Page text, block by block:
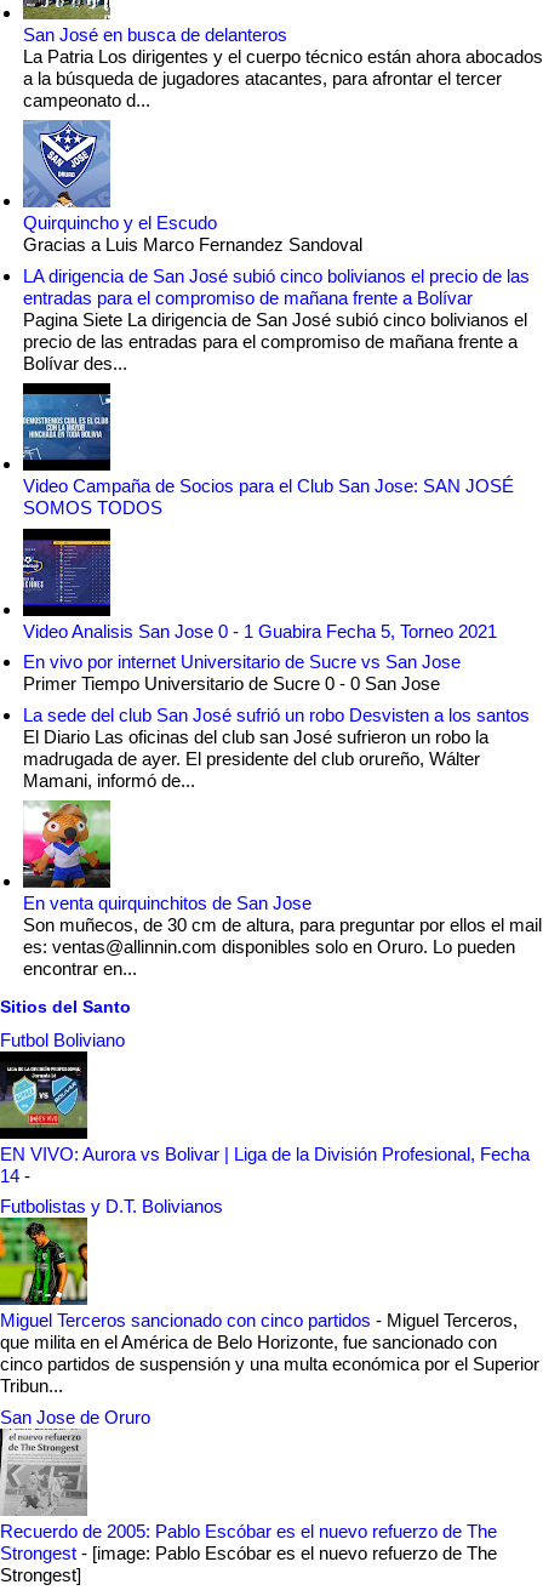
San José en busca de delanteros
La Patria Los dirigentes y el cuerpo técnico están ahora abocados
a la búsqueda de jugadores atacantes, para afrontar el tercer
campeonato d...
Quirquincho y el Escudo
Gracias a Luis Marco Fernandez Sandoval
LA dirigencia de San José subió cinco bolivianos el precio de las
entradas para el compromiso de mañana frente a Bolívar
Pagina Siete La dirigencia de San José subió cinco bolivianos el
precio de las entradas para el compromiso de mañana frente a
Bolívar des...
Video Campaña de Socios para el Club San Jose: SAN JOSÉ
SOMOS TODOS
Video Analisis San Jose 0 - 1 Guabira Fecha 5, Torneo 2021
En vivo por internet Universitario de Sucre vs San Jose
Primer Tiempo Universitario de Sucre 0 - 0 San Jose
La sede del club San José sufrió un robo Desvisten a los santos
El Diario Las oficinas del club san José sufrieron un robo la
madrugada de ayer. El presidente del club orureño, Wálter
Mamani, informó de...
En venta quirquinchitos de San Jose
Son muñecos, de 30 cm de altura, para preguntar por ellos el mail
es: ventas@allinnin.com disponibles solo en Oruro. Lo pueden
encontrar en...
Sitios del Santo
Futbol Boliviano
EN VIVO: Aurora vs Bolivar | Liga de la División Profesional, Fecha
14 -
Futbolistas y D.T. Bolivianos
Miguel Terceros sancionado con cinco partidos - Miguel Terceros,
que milita en el América de Belo Horizonte, fue sancionado con
cinco partidos de suspensión y una multa económica por el Superior
Tribun...
San Jose de Oruro
Recuerdo de 2005: Pablo Escóbar es el nuevo refuerzo de The
Strongest - [image: Pablo Escóbar es el nuevo refuerzo de The
Strongest]